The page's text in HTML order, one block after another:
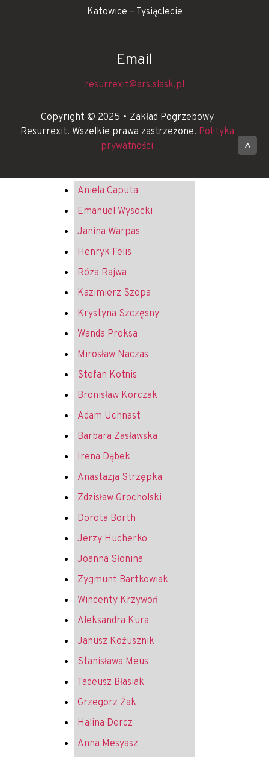
Katowice – Tysiąclecie
Email
resurrexit@ars.slask.pl
Copyright © 2025 • Zakład Pogrzebowy
Resurrexit. Wszelkie prawa zastrzeżone. Polityka
prywatności
^
Aniela Caputa
Emanuel Wysocki
Janina Warpas
Henryk Felis
Róża Rajwa
Kazimierz Szopa
Krystyna Szczęsny
Wanda Proksa
Mirosław Naczas
Stefan Kotnis
Bronisław Korczak
Adam Uchnast
Barbara Zasławska
Irena Dąbek
Anastazja Strzępka
Zdzisław Grocholski
Dorota Borth
Jerzy Hucherko
Joanna Słonina
Zygmunt Bartkowiak
Wincenty Krzywoń
Aleksandra Kura
Janusz Kożusznik
Stanisława Meus
Tadeusz Błasiak
Grzegorz Żak
Halina Dercz
Anna Mesyasz